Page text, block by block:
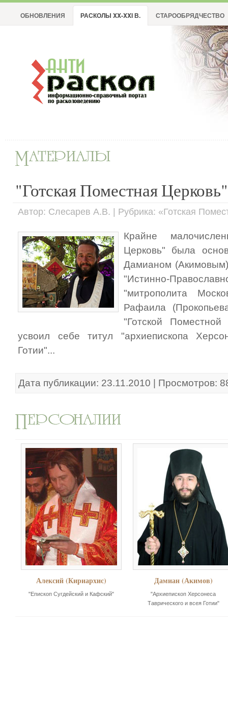
ОБНОВЛЕНИЯ РАСКОЛЫ XX-XXI В. СТАРООБРЯДЧЕСТВО
"Готская Поместная Церковь"
Автор: Слесарев А.В. | Рубрика: «Готская
Крайне
Церковь" была
Дамианом
"Истинно-
"митрополита
Рафаила
"Готской
усвоил себе титул "архиепископа
Готии"...
Дата публикации: 23.11.2010 | Просмотров:
Алексий (Кириархис)
"Епископ Сугдейский и Кафский"
Дамиан (Акимов)
"Архиепископ Херсонеса
Таврического и всея Готии"